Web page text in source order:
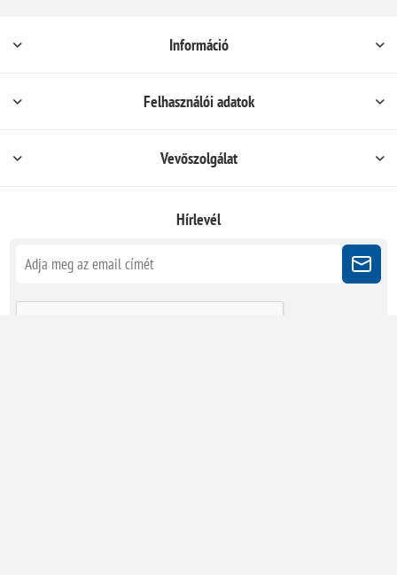
Információ
Felhasználói adatok
Vevőszolgálat
Hírlevél